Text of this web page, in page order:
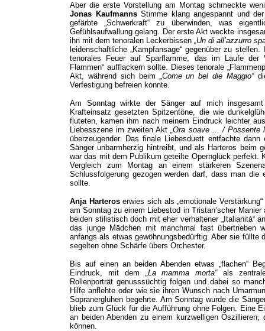
Aber die erste Vorstellung am Montag schmeckte
Jonas KaufmannsStimme klang angespannt und
gefärbte „Schwerkraft“ zu überwinden, was
Gefühlsaufwallung gelang. Der erste Akt weckte
ihn mit dem tenoralen Leckerbissen „Un di all’azzurro
leidenschaftliche „Kampfansage“ gegenüber zu
tenorales Feuer auf Sparflamme, das im Laufe der
Flammen“ aufflackern sollte. Dieses tenorale
Akt, während sich beim „Come un bel die Maggio“
Verfestigung befreien konnte.
Am Sonntag wirkte der Sänger auf mich
Krafteinsatz gesetzten Spitzentöne, die wie
fluteten, kamen ihm nach meinem Eindruck leichter
Liebesszene im zweiten Akt„Ora soave ... / Possente
überzeugender. Das finale Liebesduett entfachte
Sänger unbarmherzig hintreibt, und als Harteros beim
war das mit dem Publikum geteilte Opernglück perfekt.
Vergleich zum Montag an einem stärkeren
Schlussfolgerung gezogen werden darf, dass man die
sollte.
Anja Harteroserwies sich als „emotionale
am Sonntag zu einem Liebestod in Tristan’scher
beiden stilistisch doch mit eher verhaltener „Italianità“
das junge Mädchen mit manchmal fast übertrieben
anfangs als etwas gewöhnungsbedürftig. Aber sie
segelten ohne Schärfe übers Orchester.
Bis auf einen an beiden Abenden etwas „flachen“
Eindruck, mit dem „La mamma morta“als
Rollenporträt genusssüchtig folgen und dabei so
Hilfe anflehte oder wie sie ihren Wunsch nach
Sopranerglühen begehrte. Am Sonntag wurde die
blieb zum Glück für die Aufführung ohne Folgen. Eine
an beiden Abenden zu einem kurzwelligen
können.